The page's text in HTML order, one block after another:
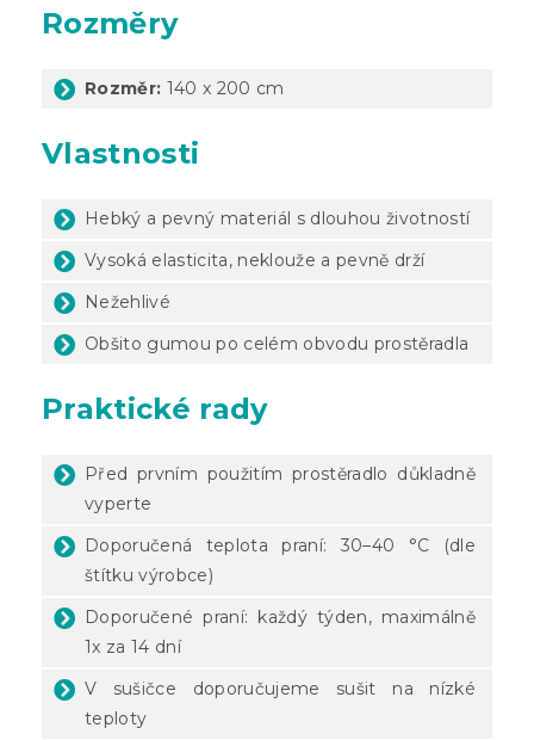
Rozměry
Rozměr: 140 x 200 cm
Vlastnosti
Hebký a pevný materiál s dlouhou životností
Vysoká elasticita, neklouže a pevně drží
Nežehlivé
Obšito gumou po celém obvodu prostěradla
Praktické rady
Před prvním použitím prostěradlo důkladně
vyperte
Doporučená teplota praní: 30–40 °C (dle
štítku výrobce)
Doporučené praní: každý týden, maximálně
1x za 14 dní
V sušičce doporučujeme sušit na nízké
teploty